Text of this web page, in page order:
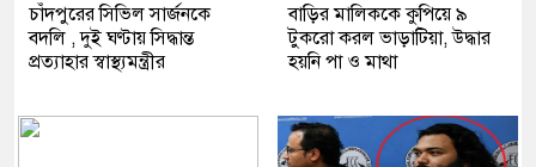
চাঁদপুরের সিভিল সার্জনকে
বদলি , দুই ঘণ্টায় সিদ্ধান্ত
প্রত্যাহার স্বাস্থ্যমন্ত্রীর
বাড়ির মালিককে কুপিয়ে ৯
টুকরো করল ভাড়াটিয়া, উদ্ধার
হয়নি পা ও মাথা